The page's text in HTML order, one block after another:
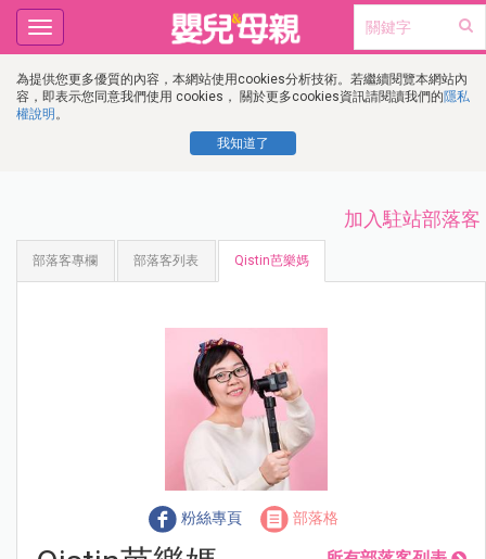
為提供您更多優質的內容，本網站使用cookies分析技術。若繼續閱覽本網站內
容，即表示您同意我們使用 cookies， 關於更多cookies資訊請閱讀我們的隱私
權說明 。
我知道了
Toggle
navigation
加入駐站部落客
部落客專欄 部落客列表 Qistin芭樂媽
粉絲專頁 部落格